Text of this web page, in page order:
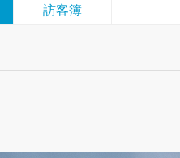
訪客簿